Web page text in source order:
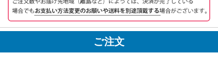
ご注文